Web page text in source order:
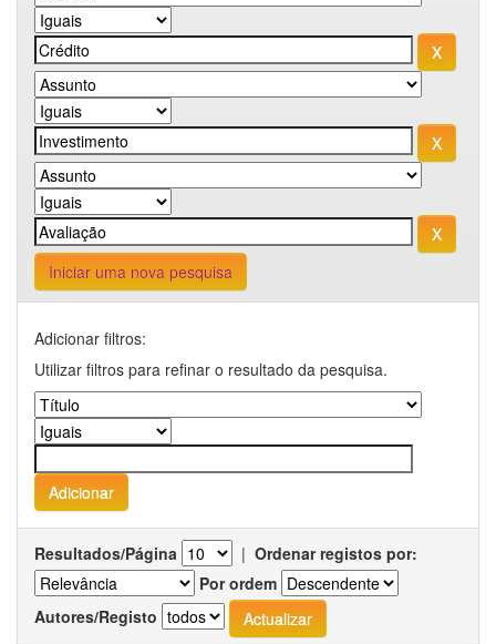
Iniciar uma nova pesquisa
Adicionar filtros:
Utilizar filtros para refinar o resultado da pesquisa.
Resultados/Página | Ordenar registos por:
Por ordem
Autores/Registo